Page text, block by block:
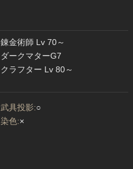
錬金術師 Lv 70～
ダークマターG7
クラフター Lv 80～
武具投影:○
染色:×